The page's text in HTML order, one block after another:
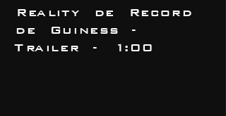
Reality de Record
de Guiness -
Trailer - 1:00